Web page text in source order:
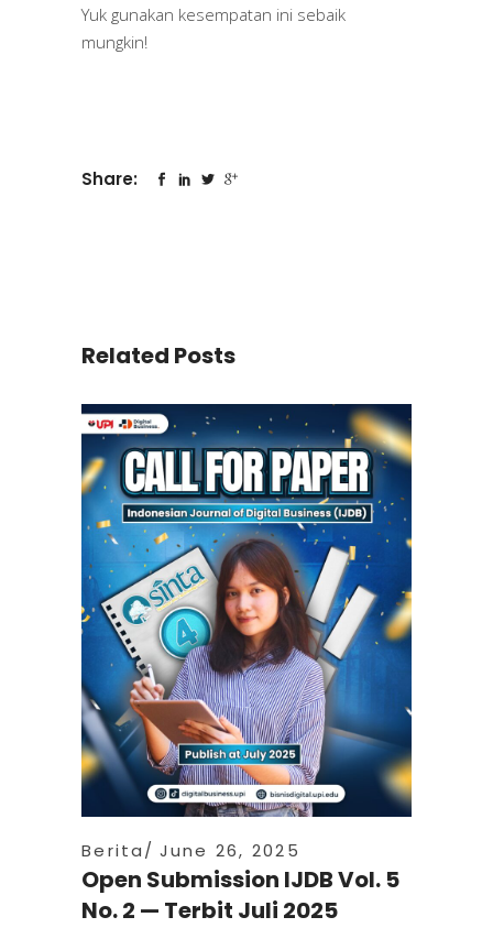
Yuk gunakan kesempatan ini sebaik
mungkin!
Share:
Related Posts
Berita June 26, 2025
Open Submission IJDB Vol. 5
No. 2 — Terbit Juli 2025